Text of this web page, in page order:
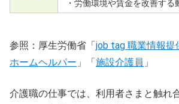
・労働環境や賃金を改善する
参照：厚生労働省「 job tag 職業情報
ホームヘルパー 」「 施設介護員 」
介護職の仕事では、利用者さまと触れ